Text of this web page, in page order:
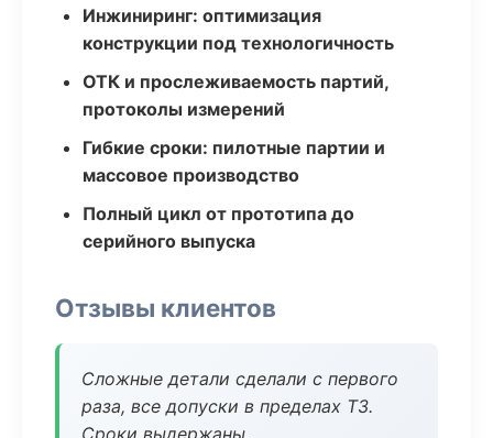
Инжиниринг: оптимизация
конструкции под технологичность
ОТК и прослеживаемость партий,
протоколы измерений
Гибкие сроки: пилотные партии и
массовое производство
Полный цикл от прототипа до
серийного выпуска
Отзывы клиентов
Сложные детали сделали с первого
раза, все допуски в пределах ТЗ.
Сроки выдержаны.